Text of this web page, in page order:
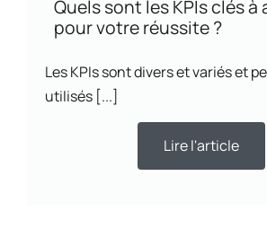
Quels sont les KPIs clés à
pour votre réussite ?
Les KPIs sont divers et variés et
utilisés [...]
Lire l'article